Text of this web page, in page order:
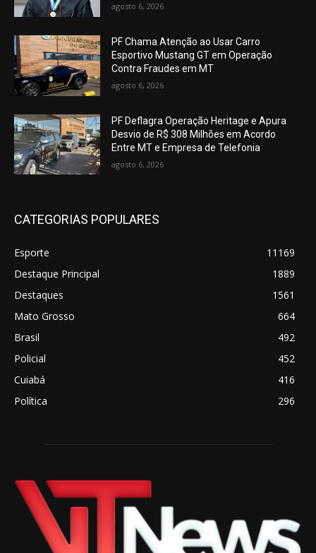
agosto 6, 2026
PF Chama Atenção ao Usar Carro
Esportivo Mustang GT em Operação
Contra Fraudes em MT
agosto 6, 2026
PF Deflagra Operação Heritage e Apura
Desvio de R$ 308 Milhões em Acordo
Entre MT e Empresa de Telefonia
agosto 6, 2026
CATEGORIAS POPULARES
Esporte
11169
Destaque Principal
1889
Destaques
1561
Mato Grosso
664
Brasil
492
Policial
452
Cuiabá
416
Política
296